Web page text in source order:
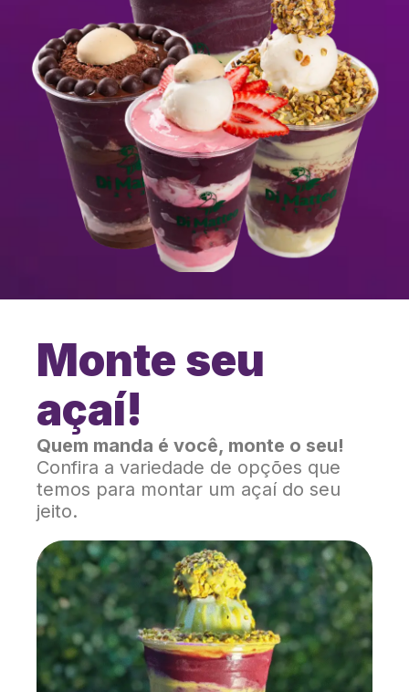
Monte seu
açaí!
Quem manda é você, monte o seu!
Confira a variedade de opções que
temos para montar um açaí do seu
jeito.